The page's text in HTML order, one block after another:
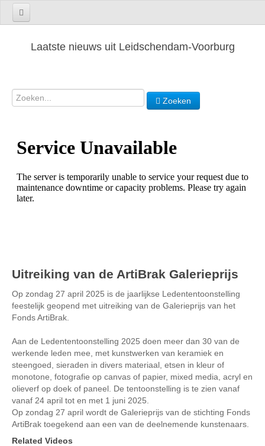
Laatste nieuws uit Leidschendam-Voorburg
Zoeken
Uitreiking van de ArtiBrak Galerieprijs
Op zondag 27 april 2025 is de jaarlijkse Ledententoonstelling
feestelijk geopend met uitreiking van de Galerieprijs van het
Fonds ArtiBrak.
Aan de Ledententoonstelling 2025 doen meer dan 30 van de
werkende leden mee, met kunstwerken van keramiek en
steengoed, sieraden in divers materiaal, etsen in kleur of
monotone, fotografie op canvas of papier, mixed media, acryl en
olieverf op doek of paneel. De tentoonstelling is te zien vanaf
vanaf 24 april tot en met 1 juni 2025.
Op zondag 27 april wordt de Galerieprijs van de stichting Fonds
ArtiBrak toegekend aan een van de deelnemende kunstenaars.
Related Videos